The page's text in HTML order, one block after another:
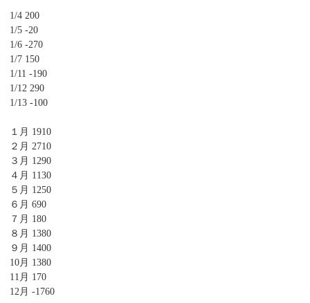
1/4 200
1/5 -20
1/6 -270
1/7 150
1/11 -190
1/12 290
1/13 -100
１月 1910
２月 2710
３月 1290
４月 1130
５月 1250
６月 690
７月 180
８月 1380
９月 1400
10月 1380
11月 170
12月 -1760